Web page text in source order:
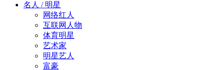
名人 / 明星
网络红人
互联网人物
体育明星
艺术家
明星艺人
富豪